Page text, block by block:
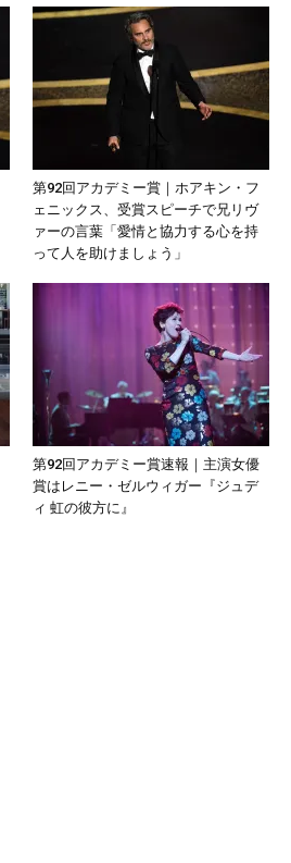
第92回アカデミー賞｜ホアキン・フ
ェニックス、受賞スピーチで兄リヴ
ァーの言葉「愛情と協力する心を持
って人を助けましょう」
第92回アカデミー賞速報｜主演女優
賞はレニー・ゼルウィガー『ジュデ
ィ 虹の彼方に』